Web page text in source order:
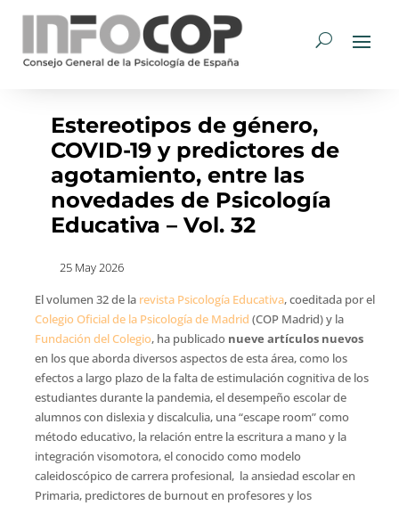
Estereotipos de género,
COVID-19 y predictores de
agotamiento, entre las
novedades de Psicología
Educativa – Vol. 32
25 May 2026
El volumen 32 de la revista Psicología Educativa, coeditada por el
Colegio Oficial de la Psicología de Madrid (COP Madrid) y la
Fundación del Colegio, ha publicado nueve artículos nuevos
en los que aborda diversos aspectos de esta área, como los
efectos a largo plazo de la falta de estimulación cognitiva de los
estudiantes durante la pandemia, el desempeño escolar de
alumnos con dislexia y discalculia, una “escape room” como
método educativo, la relación entre la escritura a mano y la
integración visomotora, el conocido como modelo
caleidoscópico de carrera profesional, la ansiedad escolar en
Primaria, predictores de burnout en profesores y los